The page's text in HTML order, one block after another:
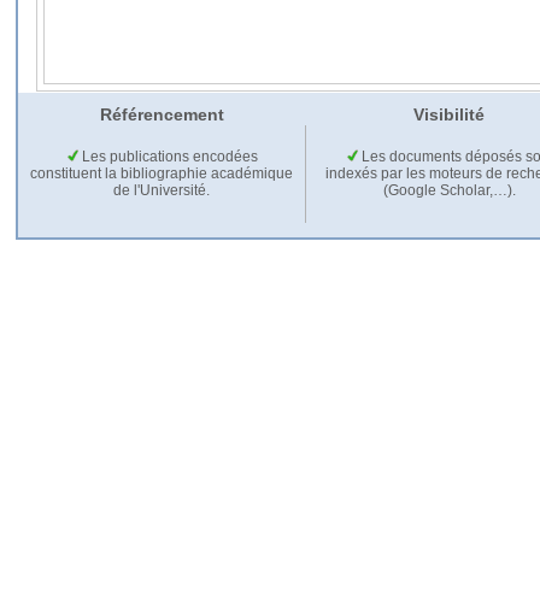
Référencement Visibilité
Les publications encodées
constituent la bibliographie académique
de l'Université.
Les documents déposés
indexés par les moteurs de
(Google Scholar,…).